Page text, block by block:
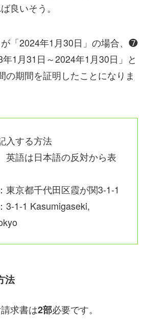
良いそう。
「2024年1月30日」の場合、❼
1月31日～2024年1月30日」と
の期間を証明したことになりま
入する方法
英語は日本語の反対から表
東京都千代田区霞が関3-1-1
1-1 Kasumigaseki,
法
求書は2部必要です。